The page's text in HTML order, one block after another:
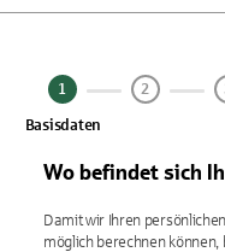
1
Basisdaten
2
Wo befindet sich
Damit wir Ihren
möglich berechnen können,